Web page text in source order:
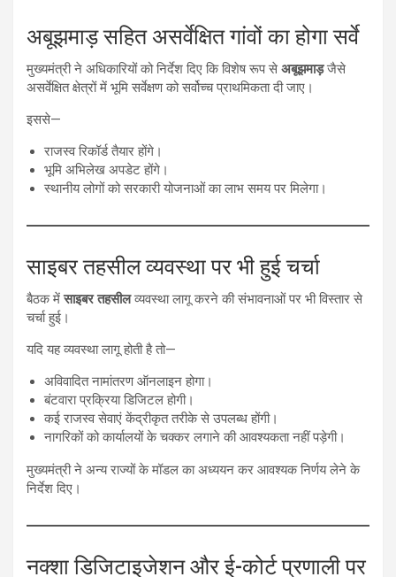
अबूझमाड़ सहित असर्वेक्षित गांवों का होगा सर्वे
मुख्यमंत्री ने अधिकारियों को निर्देश दिए कि विशेष रूप सेअबूझमाड़जैसे
असर्वेक्षित क्षेत्रों में भूमि सर्वेक्षण को सर्वोच्च प्राथमिकता दी जाए।
इससे—
राजस्व रिकॉर्ड तैयार होंगे।
भूमि अभिलेख अपडेट होंगे।
स्थानीय लोगों को सरकारी योजनाओं का लाभ समय पर मिलेगा।
साइबर तहसील व्यवस्था पर भी हुई चर्चा
बैठक मेंसाइबर तहसीलव्यवस्था लागू करने की संभावनाओं पर भी विस्तार से
चर्चा हुई।
यदि यह व्यवस्था लागू होती है तो—
अविवादित नामांतरण ऑनलाइन होगा।
बंटवारा प्रक्रिया डिजिटल होगी।
कई राजस्व सेवाएं केंद्रीकृत तरीके से उपलब्ध होंगी।
नागरिकों को कार्यालयों के चक्कर लगाने की आवश्यकता नहीं पड़ेगी।
मुख्यमंत्री ने अन्य राज्यों के मॉडल का अध्ययन कर आवश्यक निर्णय लेने के
निर्देश दिए।
नक्शा डिजिटाइजेशन और ई-कोर्ट प्रणाली पर